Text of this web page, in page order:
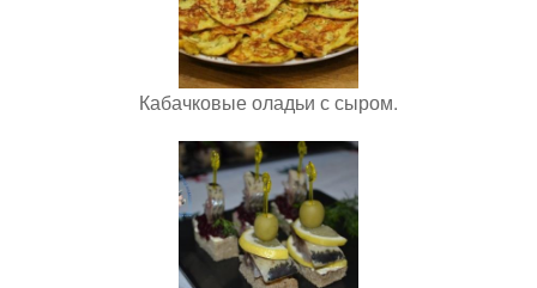
Кабачковые оладьи с сыром.